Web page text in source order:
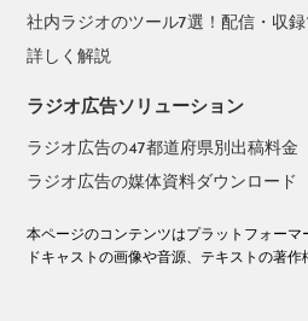
社内ラジオのツール7選！配信・収
詳しく解説
ラジオ広告ソリューション
ラジオ広告の47都道府県別出稿料金
ラジオ広告の媒体資料ダウンロード
本ページのコンテンツはプラットフォーマ
ドキャストの画像や音源、テキストの著作